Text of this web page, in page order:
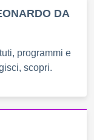
DA
programmi e
scopri.